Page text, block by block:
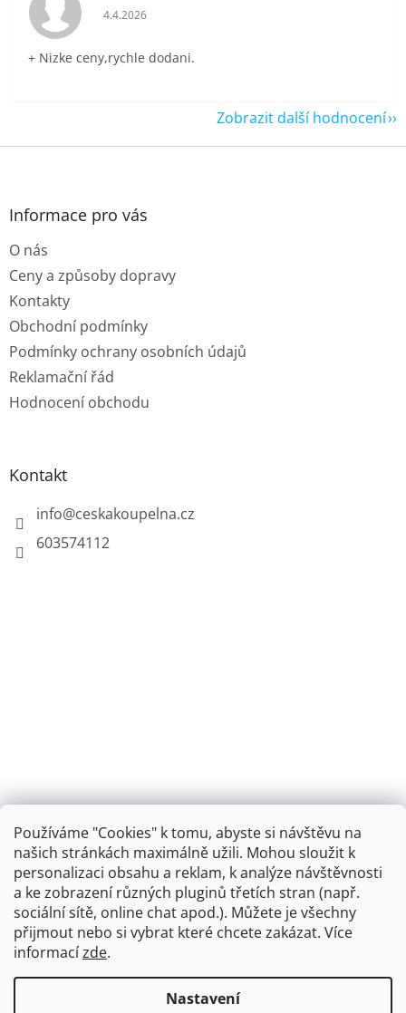
Používáme "Cookies" k tomu, abyste si návštěvu na
našich stránkách maximálně užili. Mohou sloužit k
personalizaci obsahu a reklam, k analýze návštěvnosti
a ke zobrazení různých pluginů třetích stran (např.
sociální sítě, online chat apod.). Můžete je všechny
přijmout nebo si vybrat které chcete zakázat. Více
informacízde.
Nastavení
Hodnocení obchodu je 5 z 5 hvězdiček.
4.4.2026
+ Nizke ceny,rychle dodani.
Zobrazit další hodnocení
Z
Informace pro vás
O nás
Ceny a způsoby dopravy
Kontakty
Obchodní podmínky
Podmínky ochrany osobních údajů
Reklamační řád
Hodnocení obchodu
Kontakt
info@ceskakoupelna.cz
603574112
Retro koupelna
Vytvořil Shoptet + plnenieshopu.cz